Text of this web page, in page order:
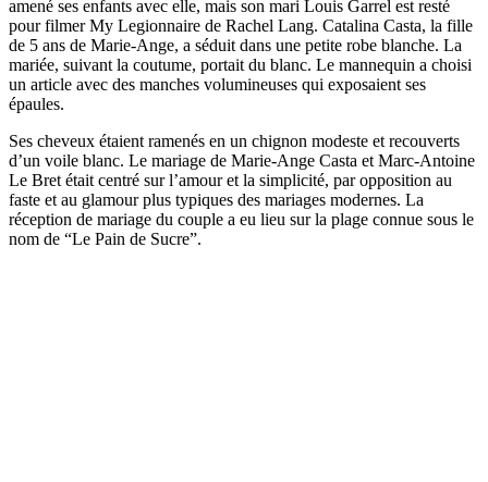
amené ses enfants avec elle, mais son mari Louis Garrel est resté
pour filmer My Legionnaire de Rachel Lang. Catalina Casta, la fille
de 5 ans de Marie-Ange, a séduit dans une petite robe blanche. La
mariée, suivant la coutume, portait du blanc. Le mannequin a choisi
un article avec des manches volumineuses qui exposaient ses
épaules.
Ses cheveux étaient ramenés en un chignon modeste et recouverts
d’un voile blanc. Le mariage de Marie-Ange Casta et Marc-Antoine
Le Bret était centré sur l’amour et la simplicité, par opposition au
faste et au glamour plus typiques des mariages modernes. La
réception de mariage du couple a eu lieu sur la plage connue sous le
nom de “Le Pain de Sucre”.